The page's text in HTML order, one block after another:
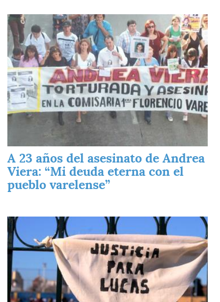
Imagen
A 23 años del asesinato de Andrea
Viera: “Mi deuda eterna con el
pueblo varelense”
Imagen